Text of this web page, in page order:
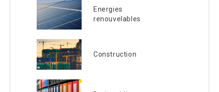
Energies
renouvelables
Construction